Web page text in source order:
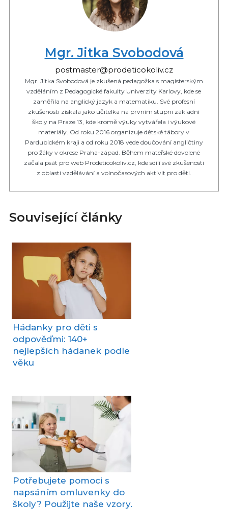
Mgr. Jitka Svobodová
postmaster@prodeticokoliv.cz
Mgr. Jitka Svobodová je zkušená pedagožka s magisterským
vzděláním z Pedagogické fakulty Univerzity Karlovy, kde se
zaměřila na anglický jazyk a matematiku. Své profesní
zkušenosti získala jako učitelka na prvním stupni základní
školy na Praze 13, kde kromě výuky vytvářela i výukové
materiály. Od roku 2016 organizuje dětské tábory v
Pardubickém kraji a od roku 2018 vede doučování angličtiny
pro žáky v okrese Praha-západ. Během mateřské dovolené
začala psát pro web Prodeticokoliv.cz, kde sdílí své zkušenosti
z oblasti vzdělávání a volnočasových aktivit pro děti.
Související články
Hádanky pro děti s
odpověďmi: 140+
nejlepších hádanek podle
věku
Potřebujete pomoci s
napsáním omluvenky do
školy? Použijte naše vzory.